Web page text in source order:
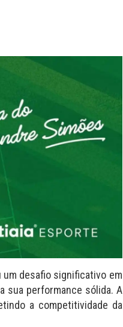
um desafio significativo em
sua performance sólida. A
a competitividade da